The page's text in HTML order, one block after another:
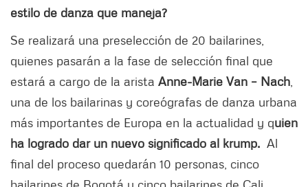
estilo de danza que maneja?
Se realizará una preselección de 20 bailarines,
quienes pasarán a la fase de selección final que
estará a cargo de la arista Anne-Marie Van – Nach
una de los bailarinas y coreógrafas de danza urbana
más importantes de Europa en la actualidad y quien
ha logrado dar un nuevo significado al krump. Al
final del proceso quedarán 10 personas, cinco
bailarines de Bogotá y cinco bailarines de Cali.